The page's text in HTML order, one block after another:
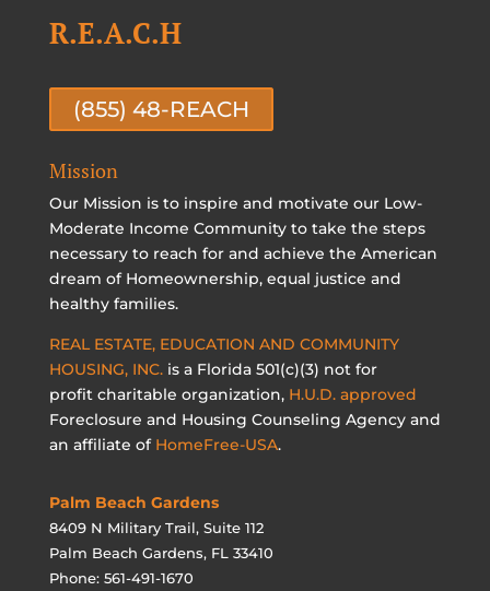
R.E.A.C.H
(855) 48-REACH
Mission
Our Mission is to inspire and motivate our Low-
Moderate Income Community to take the steps
necessary to reach for and achieve the American
dream of Homeownership, equal justice and
healthy families.
REAL ESTATE, EDUCATION AND COMMUNITY
HOUSING, INC.is a Florida 501(c)(3) not for
profit charitable organization, H.U.D. approved
Foreclosure and Housing Counseling Agency and
an affiliate of HomeFree-USA.
Palm Beach Gardens
8409 N Military Trail, Suite 112
Palm Beach Gardens, FL 33410
Phone: 561-491-1670